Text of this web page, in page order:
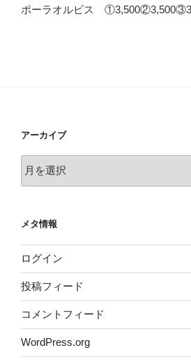
ポーラオルビス
アーカイブ
ー
ブ
メタ情報
ログイン
投稿フィード
コメントフィード
WordPress.org